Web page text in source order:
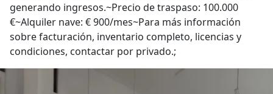
generando ingresos.~Precio de traspaso: 100.000
€~Alquiler nave: € 900/mes~Para más información
sobre facturación, inventario completo, licencias y
condiciones, contactar por privado.;